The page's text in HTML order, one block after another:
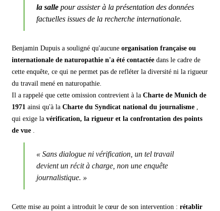
la salle pour assister à la présentation des données
factuelles issues de la recherche internationale.
Benjamin Dupuis a souligné qu'aucune organisation française ou
internationale de naturopathie n'a été contactée dans le cadre de
cette enquête, ce qui ne permet pas de refléter la diversité ni la rigueur
du travail mené en naturopathie.
Il a rappelé que cette omission contrevient à la Charte de Munich de
1971 ainsi qu'à la Charte du Syndicat national du journalisme ,
qui exige la vérification, la rigueur et la confrontation des points
de vue .
« Sans dialogue ni vérification, un tel travail
devient un récit à charge, non une enquête
journalistique. »
Cette mise au point a introduit le cœur de son intervention : rétablir